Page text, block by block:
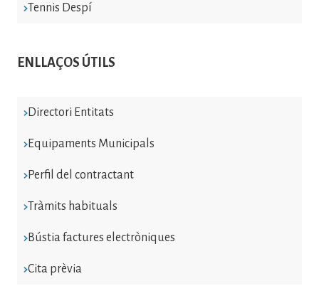
Tennis Despí
ENLLAÇOS ÚTILS
Directori Entitats
Equipaments Municipals
Perfil del contractant
Tràmits habituals
Bústia factures electròniques
Cita prèvia